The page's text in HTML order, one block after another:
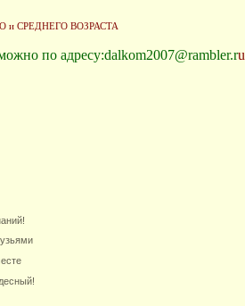
СРЕДНЕГО ВОЗРАСТА
по адресу:dalkom2007@rambler.ru